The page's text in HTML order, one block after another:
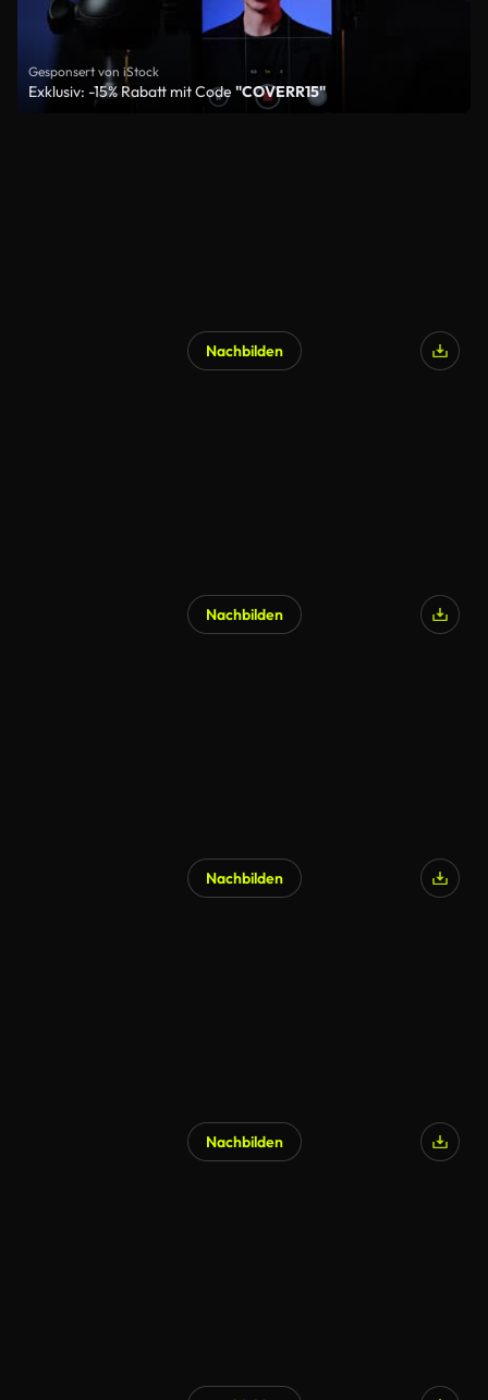
Gesponsert von iStock
Exklusiv: -15% Rabatt mit Code "COVERR15"
Nachbilden
Nachbilden
Nachbilden
Nachbilden